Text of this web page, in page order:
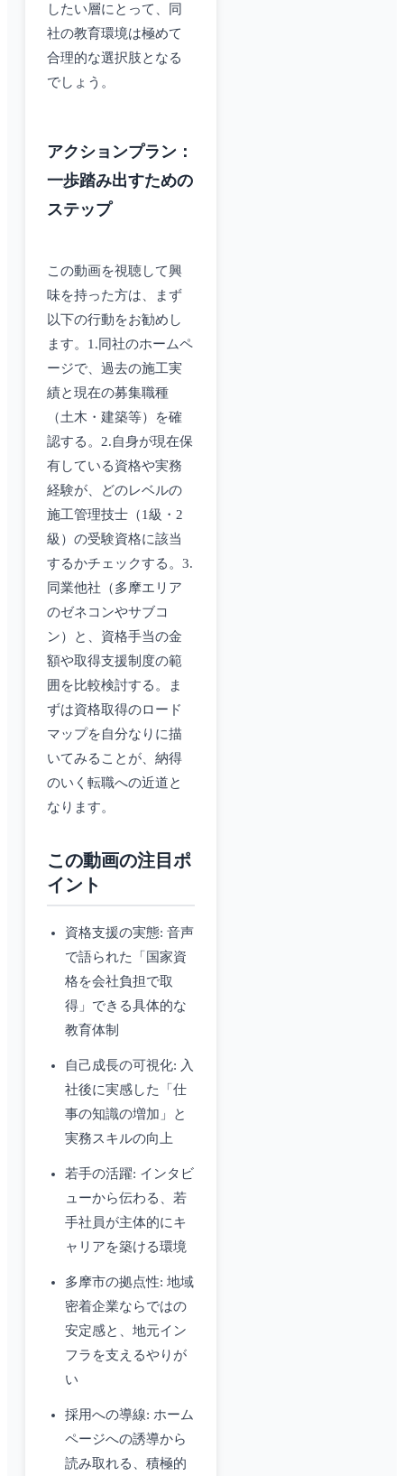
したい層にとって、同
社の教育環境は極めて
合理的な選択肢となる
でしょう。
アクションプラン：
一歩踏み出すための
ステップ
この動画を視聴して興
味を持った方は、まず
以下の行動をお勧めし
ます。1.同社のホームペ
ージで、過去の施工実
績と現在の募集職種
（土木・建築等）を確
認する。2.自身が現在保
有している資格や実務
経験が、どのレベルの
施工管理技士（1級・2
級）の受験資格に該当
するかチェックする。3.
同業他社（多摩エリア
のゼネコンやサブコ
ン）と、資格手当の金
額や取得支援制度の範
囲を比較検討する。ま
ずは資格取得のロード
マップを自分なりに描
いてみることが、納得
のいく転職への近道と
なります。
この動画の注目ポ
イント
資格支援の実態: 音声
で語られた「国家資
格を会社負担で取
得」できる具体的な
教育体制
自己成長の可視化: 入
社後に実感した「仕
事の知識の増加」と
実務スキルの向上
若手の活躍: インタビ
ューから伝わる、若
手社員が主体的にキ
ャリアを築ける環境
多摩市の拠点性: 地域
密着企業ならではの
安定感と、地元イン
フラを支えるやりが
い
採用への導線: ホーム
ページへの誘導から
読み取れる、積極的